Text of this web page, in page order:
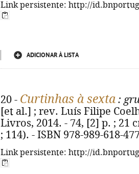
Link persistente: http://
ADICIONAR À LISTA
20 - Curtinhas à sexta :
[et al.] ; rev. Luís Filipe
Livros, 2014. - 74, [2] p. ;
; 114). - ISBN 978-989-618-
Link persistente: http://